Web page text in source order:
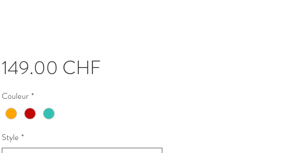
149.00 CHFPrix
Couleur *
Style *